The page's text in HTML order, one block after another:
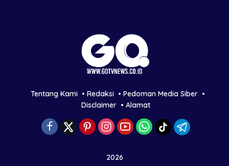
Tentang Kami Redaksi
Pedoman Media Siber
Disclaimer
Alamat
2026